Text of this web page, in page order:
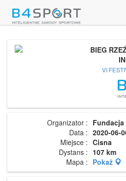
BIEG
VI
Organizator : Fundacja
Data : 2020-06-
Miejsce : Cisna
Dystans : 107 km
Mapa : Pokaż